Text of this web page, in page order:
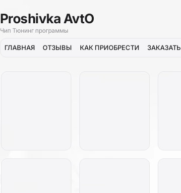
Proshivka AvtO
Чип Тюнинг программы
ГЛАВНАЯ ОТЗЫВЫ КАК ПРИОБРЕСТИ ЗАКАЗАТЬ